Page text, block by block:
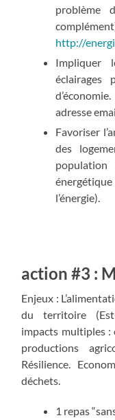
problème
http://
Impliquer
éclairages
adresse
Favoriser
des
énergétique
l’énergie).
action #3 :
Enjeux :
du territoire (Est-
impacts multiples :
productions
Résilience.
déchets.
1 repas